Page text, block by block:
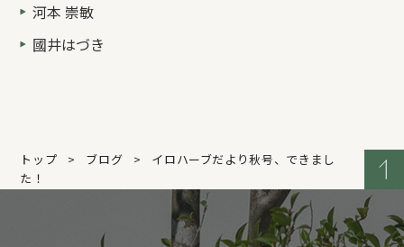
河本 崇敏
國井はづき
トップ ブログ
イロハーブだより秋号、できまし
た！